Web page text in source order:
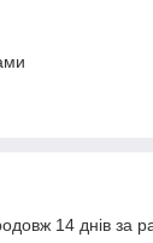
14 днів за